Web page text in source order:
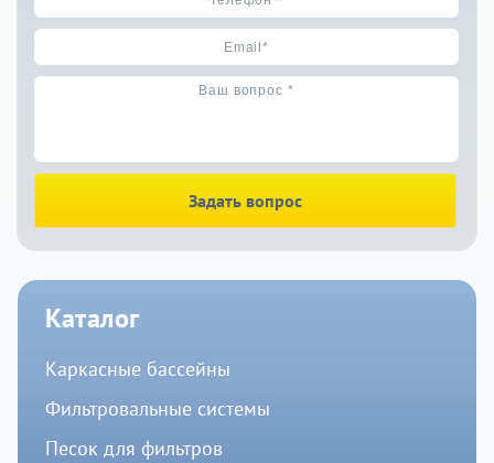
Задать вопрос
Каталог
Каркасные бассейны
Фильтровальные системы
Песок для фильтров